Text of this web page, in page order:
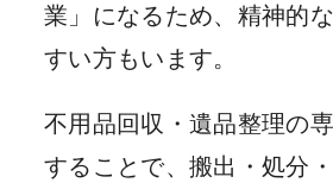
業」になるため、精神的
すい方もいます。
不用品回収・遺品整理の
することで、搬出・処分